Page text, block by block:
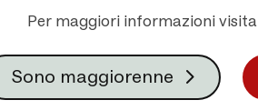
Scopri tutte le varietà, realizzate
Per maggiori informazioni
Sono maggiorenne